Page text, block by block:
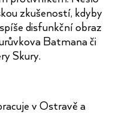
zkušeností, kdyby
disfunkční obraz
Batmana či
Skury.
v Ostravě a